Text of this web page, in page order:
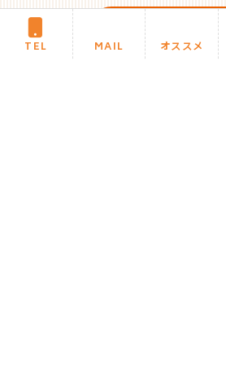
新着施工事例に戻る
TEL MAIL オススメ